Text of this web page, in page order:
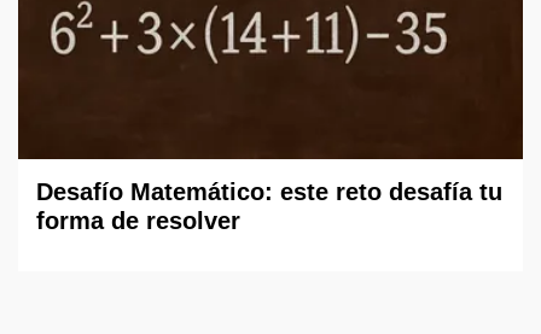
Desafío Matemático: este reto desafía tu
forma de resolver